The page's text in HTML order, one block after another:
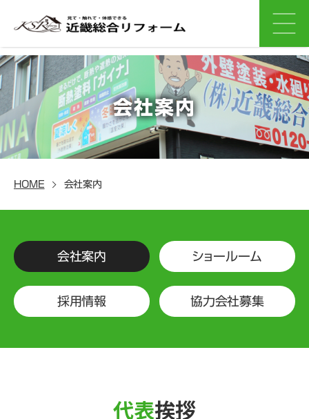
会社案内
HOME 会社案内
会社案内 ショールーム
採用情報 協力会社募集
代表挨拶